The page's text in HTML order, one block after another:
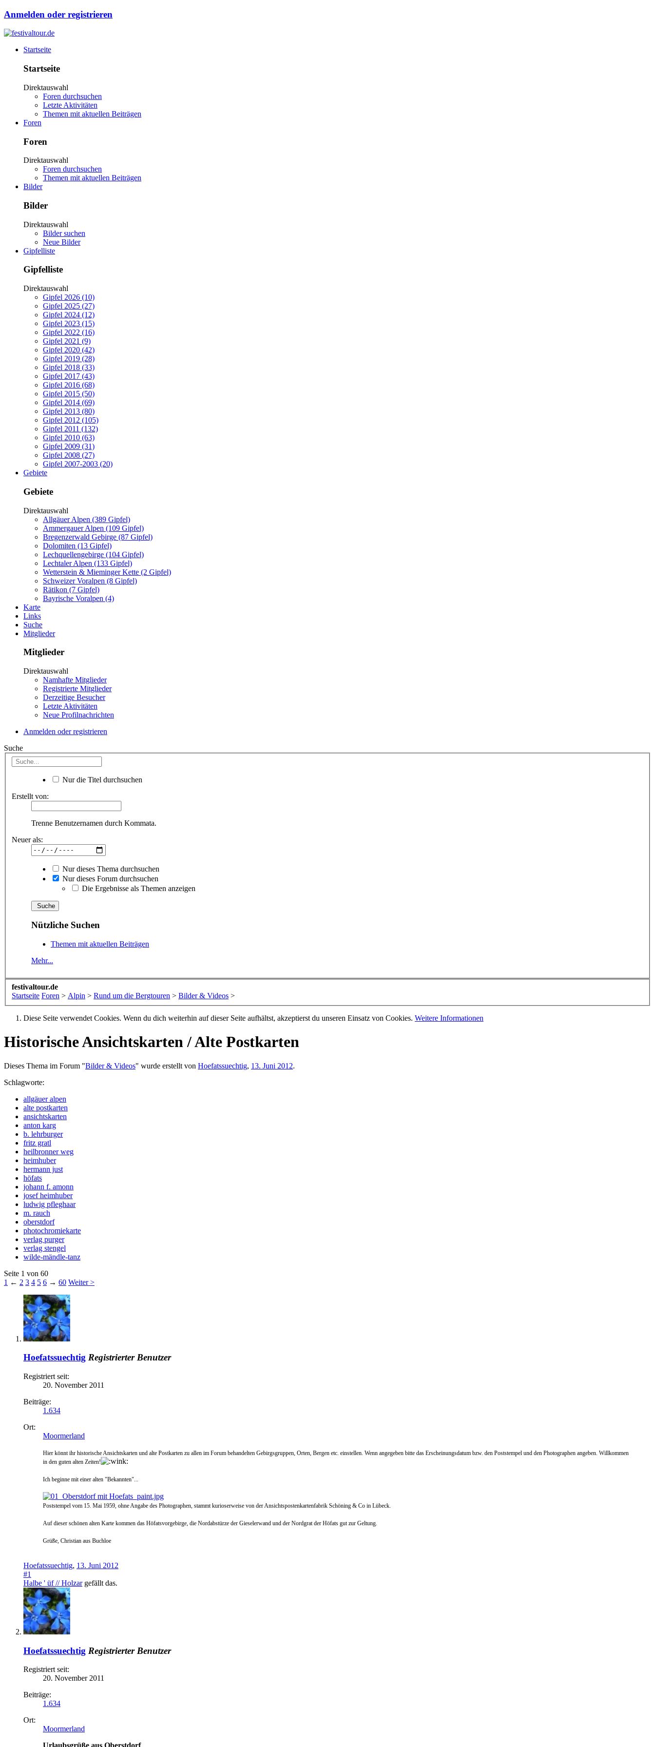
Anmelden oder registrieren
Startseite
Startseite
Direktauswahl
Foren durchsuchen
Letzte Aktivitäten
Themen mit aktuellen Beiträgen
Foren
Foren
Direktauswahl
Foren durchsuchen
Themen mit aktuellen Beiträgen
Bilder
Bilder
Direktauswahl
Bilder suchen
Neue Bilder
Gipfelliste
Gipfelliste
Direktauswahl
Gipfel 2026 (10)
Gipfel 2025 (27)
Gipfel 2024 (12)
Gipfel 2023 (15)
Gipfel 2022 (16)
Gipfel 2021 (9)
Gipfel 2020 (42)
Gipfel 2019 (28)
Gipfel 2018 (33)
Gipfel 2017 (43)
Gipfel 2016 (68)
Gipfel 2015 (50)
Gipfel 2014 (69)
Gipfel 2013 (80)
Gipfel 2012 (105)
Gipfel 2011 (132)
Gipfel 2010 (63)
Gipfel 2009 (31)
Gipfel 2008 (27)
Gipfel 2007-2003 (20)
Gebiete
Gebiete
Direktauswahl
Allgäuer Alpen (389 Gipfel)
Ammergauer Alpen (109 Gipfel)
Bregenzerwald Gebirge (87 Gipfel)
Dolomiten (13 Gipfel)
Lechquellengebirge (104 Gipfel)
Lechtaler Alpen (133 Gipfel)
Wetterstein & Mieminger Kette (2 Gipfel)
Schweizer Voralpen (8 Gipfel)
Rätikon (7 Gipfel)
Bayrische Voralpen (4)
Karte
Links
Suche
Mitglieder
Mitglieder
Direktauswahl
Namhafte Mitglieder
Registrierte Mitglieder
Derzeitige Besucher
Letzte Aktivitäten
Neue Profilnachrichten
Anmelden oder registrieren
Suche
Nur die Titel durchsuchen
Erstellt von:
Trenne Benutzernamen durch Kommata.
Neuer als:
Nur dieses Thema durchsuchen
Nur dieses Forum durchsuchen
Die Ergebnisse als Themen anzeigen
Nützliche Suchen
Themen mit aktuellen Beiträgen
Mehr...
festivaltour.de
Startseite Foren > Alpin > Rund um die Bergtouren > Bilder & Videos >
Diese Seite verwendet Cookies. Wenn du dich weiterhin auf dieser Seite aufhältst, akzeptierst du unseren Einsatz von Cookies. Weitere Informationen
Historische Ansichtskarten / Alte Postkarten
Dieses Thema im Forum "Bilder & Videos" wurde erstellt von Hoefatssuechtig, 13. Juni 2012.
Schlagworte:
allgäuer alpen
alte postkarten
ansichtskarten
anton karg
b. lehrburger
fritz gratl
heilbronner weg
heimhuber
hermann just
höfats
johann f. amonn
josef heimhuber
ludwig pfleghaar
m. rauch
oberstdorf
photochromiekarte
verlag purger
verlag stengel
wilde-mändle-tanz
Seite 1 von 60
1 ← 2 3 4 5 6 → 60 Weiter >
Hoefatssuechtig Registrierter Benutzer
Registriert seit:
20. November 2011
Beiträge:
1.634
Ort:
Moormerland
Hier könnt ihr historische Ansichtskarten und alte Postkarten zu allen im Forum behandelten Gebirgsgruppen, Orten, Bergen etc. einstellen. Wenn angegeben bitte das Erscheinungsdatum bzw. den Poststempel und den Photographen angeben. Willkommen
in den guten alten Zeiten!
Ich beginne mit einer alten "Bekannten"...
Poststempel vom 15. Mai 1959, ohne Angabe des Photographen, stammt kurioserweise von der Ansichtspostenkartenfabrik Schöning & Co in Lübeck.
Auf dieser schönen alten Karte kommen das Höfatsvorgebirge, die Nordabstürze der Gieselerwand und der Nordgrat der Höfats gut zur Geltung.
Grüße, Christian aus Buchloe
Hoefatssuechtig, 13. Juni 2012
#1
Halbe ' üf // Holzargefällt das.
Hoefatssuechtig Registrierter Benutzer
Registriert seit:
20. November 2011
Beiträge:
1.634
Ort:
Moormerland